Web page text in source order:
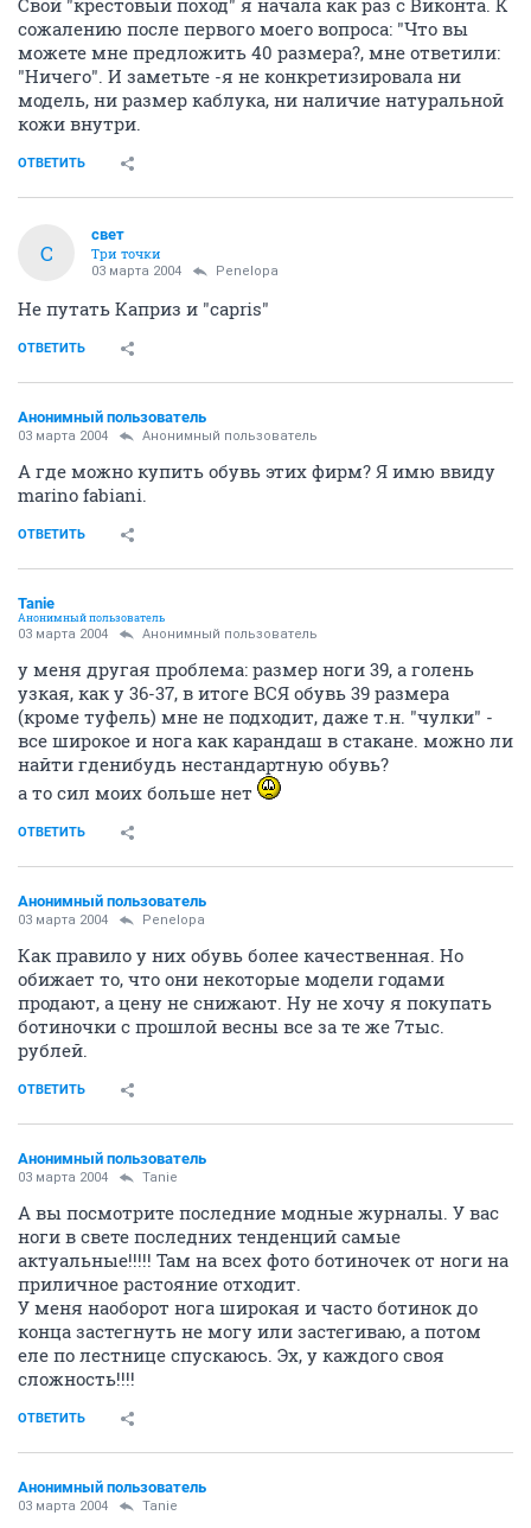
Свой "крестовый поход" я начала как раз с Виконта. К
сожалению после первого моего вопроса: "Что вы
можете мне предложить 40 размера?, мне ответили:
"Ничего". И заметьте -я не конкретизировала ни
модель, ни размер каблука, ни наличие натуральной
кожи внутри.
ОТВЕТИТЬ
С
свет
Три точки
03 марта 2004 Penelopa
Не путать Каприз и "capris"
ОТВЕТИТЬ
Анонимный пользователь
03 марта 2004 Анонимный пользователь
А где можно купить обувь этих фирм? Я имю ввиду
marino fabiani.
ОТВЕТИТЬ
Tanie
Анонимный пользователь
03 марта 2004 Анонимный пользователь
у меня другая проблема: размер ноги 39, а голень
узкая, как у 36-37, в итоге ВСЯ обувь 39 размера
(кроме туфель) мне не подходит, даже т.н. "чулки" -
все широкое и нога как карандаш в стакане. можно ли
найти гденибудь нестандартную обувь?
а то сил моих больше нет
ОТВЕТИТЬ
Анонимный пользователь
03 марта 2004 Penelopa
Как правило у них обувь более качественная. Но
обижает то, что они некоторые модели годами
продают, а цену не снижают. Ну не хочу я покупать
ботиночки с прошлой весны все за те же 7тыс.
рублей.
ОТВЕТИТЬ
Анонимный пользователь
03 марта 2004 Tanie
А вы посмотрите последние модные журналы. У вас
ноги в свете последних тенденций самые
актуальные!!!!! Там на всех фото ботиночек от ноги на
приличное растояние отходит.
У меня наоборот нога широкая и часто ботинок до
конца застегнуть не могу или застегиваю, а потом
еле по лестнице спускаюсь. Эх, у каждого своя
сложность!!!!
ОТВЕТИТЬ
Анонимный пользователь
03 марта 2004 Tanie